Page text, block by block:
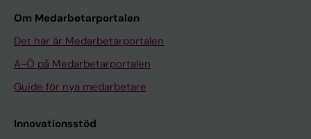
Om Medarbetarportalen
Det här är Medarbetarportalen
A-Ö på Medarbetarportalen
Guide för nya medarbetare
Innovationsstöd